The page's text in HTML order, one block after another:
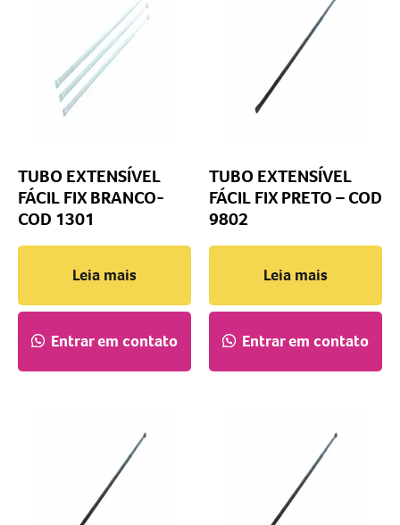
TUBO EXTENSÍVEL
FÁCIL FIX BRANCO-
COD 1301
Leia mais
Entrar em contato
TUBO EXTENSÍVEL
FÁCIL FIX PRETO – COD
9802
Leia mais
Entrar em contato